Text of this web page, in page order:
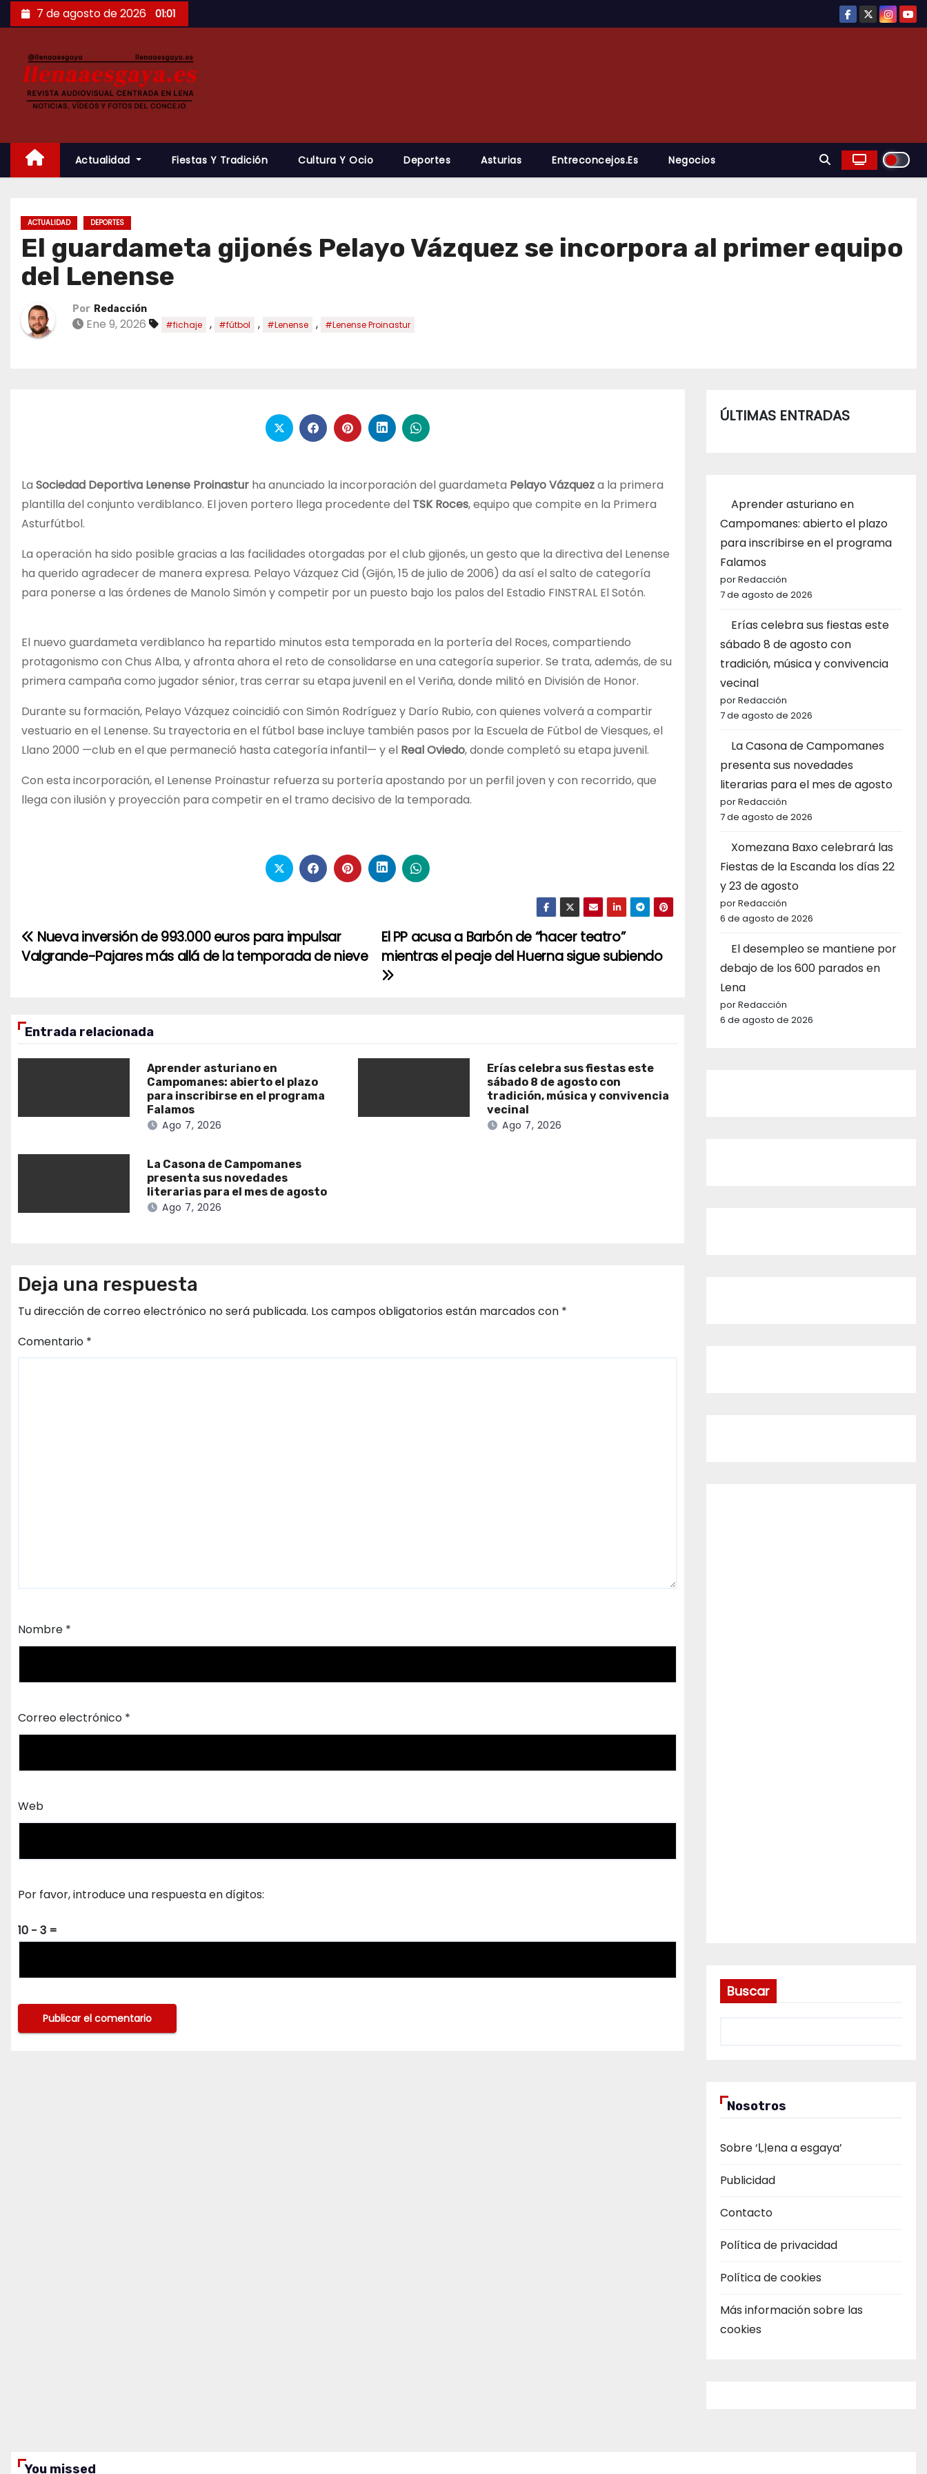
Saltar
al
7 de agosto de 2026 01:01
Actualidad Fiestas Y Tradición Cultura Y Ocio Deportes Asturias Entreconcejos.es Negocios
ACTUALIDAD DEPORTES
El guardameta gijonés Pelayo Vázquez se incorpora al primer equipo
del Lenense
Por Redacción
Ene 9, 2026 #fichaje , #fútbol , #Lenense , #Lenense Proinastur
La Sociedad Deportiva Lenense Proinastur ha anunciado la incorporación del guardameta Pelayo Vázqueza la primera
plantilla del conjunto verdiblanco. El joven portero llega procedente del TSK Roces, equipo que compite en la Primera
Asturfútbol.
La operación ha sido posible gracias a las facilidades otorgadas por el club gijonés, un gesto que la directiva del Lenense
ha querido agradecer de manera expresa. Pelayo Vázquez Cid (Gijón, 15 de julio de 2006) da así el salto de categoría
para ponerse a las órdenes de Manolo Simón y competir por un puesto bajo los palos del Estadio FINSTRAL El Sotón.
El nuevo guardameta verdiblanco ha repartido minutos esta temporada en la portería del Roces, compartiendo
protagonismo con Chus Alba, y afronta ahora el reto de consolidarse en una categoría superior. Se trata, además, de su
primera campaña como jugador sénior, tras cerrar su etapa juvenil en el Veriña, donde militó en División de Honor.
Durante su formación, Pelayo Vázquez coincidió con Simón Rodríguez y Darío Rubio, con quienes volverá a compartir
vestuario en el Lenense. Su trayectoria en el fútbol base incluye también pasos por la Escuela de Fútbol de Viesques, el
Llano 2000 —club en el que permaneció hasta categoría infantil— y el Real Oviedo, donde completó su etapa juvenil.
Con esta incorporación, el Lenense Proinastur refuerza su portería apostando por un perfil joven y con recorrido, que
llega con ilusión y proyección para competir en el tramo decisivo de la temporada.
Navegación
de
El PP acusa a Barbón de “hacer teatro”
mientras el peaje del Huerna sigue subiendo
Nueva inversión de 993.000 euros para impulsar
Valgrande-Pajares más allá de la temporada de nieve
Entrada relacionada
Aprender asturiano en
Campomanes: abierto el plazo
para inscribirse en el programa
Falamos
Ago 7, 2026
Erías celebra sus fiestas este
sábado 8 de agosto con
tradición, música y convivencia
vecinal
Ago 7, 2026
La Casona de Campomanes
presenta sus novedades
literarias para el mes de agosto
Ago 7, 2026
Deja una respuesta
Tu dirección de correo electrónico no será publicada. Los campos obligatorios están marcados con *
Comentario *
Nombre *
Correo electrónico *
Web
Por favor, introduce una respuesta en dígitos:
10 − 3 =
ÚLTIMAS ENTRADAS
Aprender asturiano en
Campomanes: abierto el plazo
para inscribirse en el programa
Falamos
por Redacción
7 de agosto de 2026
Erías celebra sus fiestas este
sábado 8 de agosto con
tradición, música y convivencia
vecinal
por Redacción
7 de agosto de 2026
La Casona de Campomanes
presenta sus novedades
literarias para el mes de agosto
por Redacción
7 de agosto de 2026
Xomezana Baxo celebrará las
Fiestas de la Escanda los días 22
y 23 de agosto
por Redacción
6 de agosto de 2026
El desempleo se mantiene por
debajo de los 600 parados en
Lena
por Redacción
6 de agosto de 2026
Buscar
Nosotros
Sobre ‘Ḷḷena a esgaya’
Publicidad
Contacto
Política de privacidad
Política de cookies
Más información sobre las
cookies
You missed